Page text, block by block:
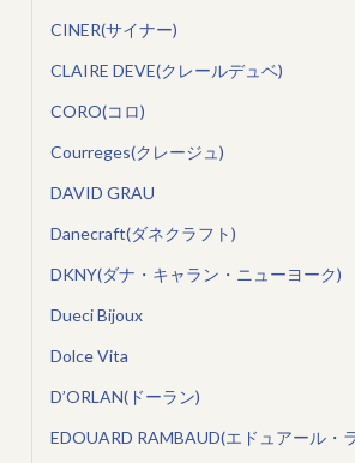
CINER(サイナー)
CLAIRE DEVE(クレールデュベ)
CORO(コロ)
Courreges(クレージュ)
DAVID GRAU
Danecraft(ダネクラフト)
DKNY(ダナ・キャラン・ニューヨーク)
Dueci Bijoux
Dolce Vita
D’ORLAN(ドーラン)
EDOUARD RAMBAUD(エドュアール・